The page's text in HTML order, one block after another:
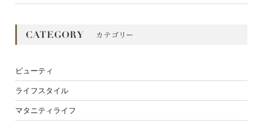
ビューティ
ライフスタイル
マタニティライフ